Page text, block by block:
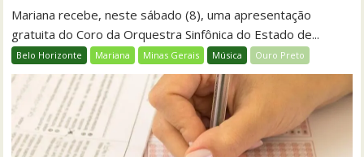
Mariana recebe, neste sábado (8), uma apresentação
gratuita do Coro da Orquestra Sinfônica do Estado de...
Belo Horizonte Mariana Minas Gerais Música Ouro Preto